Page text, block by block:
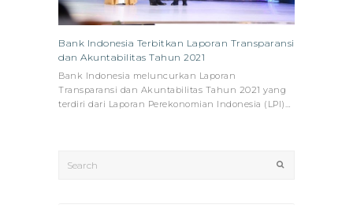
Bank Indonesia Terbitkan Laporan Transparansi
dan Akuntabilitas Tahun 2021
Bank Indonesia meluncurkan Laporan
Transparansi dan Akuntabilitas Tahun 2021 yang
terdiri dari Laporan Perekonomian Indonesia (LPI)…